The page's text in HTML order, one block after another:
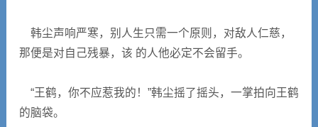
韩尘声响严寒，别人生只需一个原则，对敌人仁慈，
那便是对自己残暴，该 的人他必定不会留手。
“王鹤，你不应惹我的！”韩尘摇了摇头，一掌拍向王鹤
的脑袋。